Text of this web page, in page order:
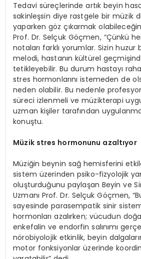
Tedavi süreçlerinde artık beyin
sakinleşsin diye rastgele bir müzik
yaparken göz çıkarmak
Prof. Dr. Selçuk Göçmen, “Çünkü
notaları farklı yorumlar. Sizin huzur
melodi, hastanın kültürel
tetikleyebilir. Bu durum hastayı
stres hormonlarını istemeden de
neden olabilir. Bu nedenle
süreci izlenmeli ve müzikterapi
uzman kişiler tarafından
konuştu.
Müzik stres hormonunu azaltıyor
Müziğin beynin sağ hemisferini
sistem üzerinden psiko-fizyolojik
oluşturduğunu paylaşan Beyin ve
Uzmanı Prof. Dr. Selçuk Göçmen,
sayesinde parasempatik sinir
hormonları azalırken; vücudun
enkefalin ve endorfin salınımı
nörobiyolojik etkinlik, beyin
motor fonksiyonlar üzerinde